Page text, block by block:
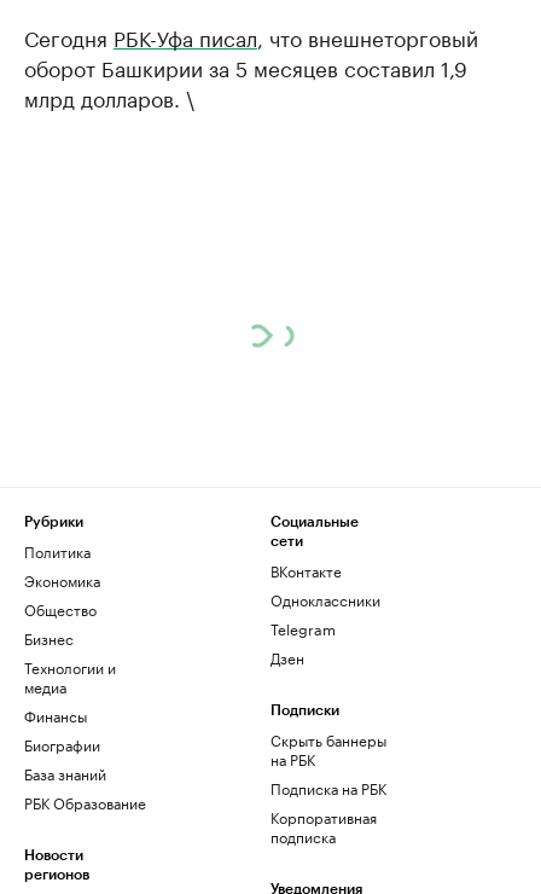
Сегодня РБК-Уфа писал, что внешнеторговый
оборот Башкирии за 5 месяцев составил 1,9
млрд долларов. \
Рубрики
Политика
Экономика
Общество
Бизнес
Технологии и
медиа
Финансы
Биографии
База знаний
РБК Образование
Новости
регионов
Социальные
сети
ВКонтакте
Одноклассники
Telegram
Дзен
Подписки
Скрыть баннеры
на РБК
Подписка на РБК
Корпоративная
подписка
Уведомления